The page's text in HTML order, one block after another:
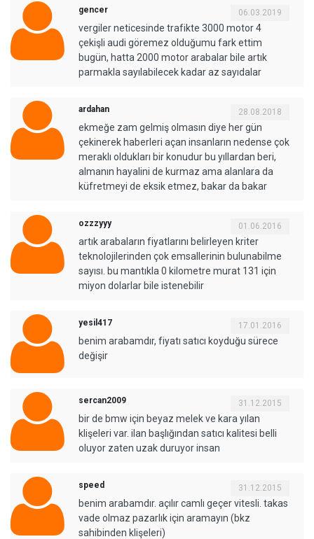
gencer 06.03.2019
vergiler neticesinde trafikte 3000 motor 4
çekişli audi göremez olduğumu fark ettim
bugün, hatta 2000 motor arabalar bile artık
parmakla sayılabilecek kadar az sayıdalar
ardahan 28.08.2018
ekmeğe zam gelmiş olmasın diye her gün
çekinerek haberleri açan insanların nedense çok
meraklı oldukları bir konudur bu yıllardan beri,
almanın hayalini de kurmaz ama alanlara da
küfretmeyi de eksik etmez, bakar da bakar
ozzzyyy 01.06.2016
artık arabaların fiyatlarını belirleyen kriter
teknolojilerinden çok emsallerinin bulunabilme
sayısı. bu mantıkla 0 kilometre murat 131 için
miyon dolarlar bile istenebilir
yesil417 17.01.2016
benim arabamdır, fiyatı satıcı koyduğu sürece
değişir
sercan2009 31.12.2015
bir de bmw için beyaz melek ve kara yılan
klişeleri var. ilan başlığından satıcı kalitesi belli
oluyor zaten uzak duruyor insan
speed 31.12.2015
benim arabamdır. açılır camlı geçer vitesli. takas
vade olmaz pazarlık için aramayın (bkz
sahibinden klişeleri)